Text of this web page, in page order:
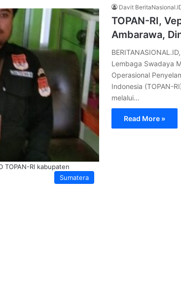
Sumatera
TOPAN-RI kabupaten
Davit
TOPAN-RI,
Ambarawa,
Lembaga Swadaya
Operasional
Indonesia (TOPAN-
melalui…
Read More »